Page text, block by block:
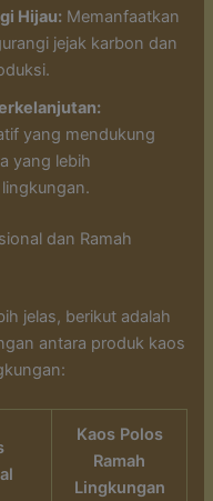
Hijau: Memanfaatkan
jejak karbon dan
yang mendukung
yang lebih
dan Ramah
jelas, berikut adalah
antara produk kaos
Kaos Polos
Ramah
Lingkungan